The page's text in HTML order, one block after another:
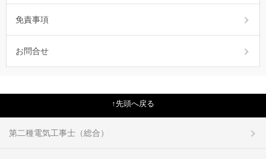
免責事項
お問合せ
先頭へ戻る
第二種電気工事士（総合）